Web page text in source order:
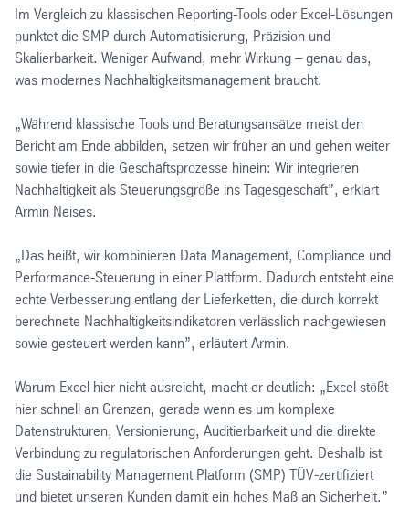
Im Vergleich zu klassischen Reporting-Tools oder Excel-Lösungen
punktet die SMP durch Automatisierung, Präzision und
Skalierbarkeit. Weniger Aufwand, mehr Wirkung – genau das,
was modernes Nachhaltigkeitsmanagement braucht.
„Während klassische Tools und Beratungsansätze meist den
Bericht am Ende abbilden, setzen wir früher an und gehen weiter
sowie tiefer in die Geschäftsprozesse hinein: Wir integrieren
Nachhaltigkeit als Steuerungsgröße ins Tagesgeschäft”, erklärt
Armin Neises.
„Das heißt, wir kombinieren Data Management, Compliance und
Performance-Steuerung in einer Plattform. Dadurch entsteht eine
echte Verbesserung entlang der Lieferketten, die durch korrekt
berechnete Nachhaltigkeitsindikatoren verlässlich nachgewiesen
sowie gesteuert werden kann”, erläutert Armin.
Warum Excel hier nicht ausreicht, macht er deutlich: „Excel stößt
hier schnell an Grenzen, gerade wenn es um komplexe
Datenstrukturen, Versionierung, Auditierbarkeit und die direkte
Verbindung zu regulatorischen Anforderungen geht. Deshalb ist
die Sustainability Management Platform (SMP) TÜV-zertifiziert
und bietet unseren Kunden damit ein hohes Maß an Sicherheit.”